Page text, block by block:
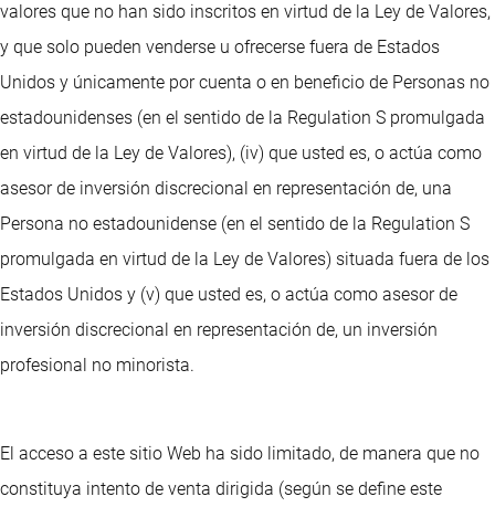
valores que no han sido inscritos en virtud de la Ley de Valores,
y que solo pueden venderse u ofrecerse fuera de Estados
Unidos y únicamente por cuenta o en beneficio de Personas no
estadounidenses (en el sentido de la Regulation S promulgada
en virtud de la Ley de Valores), (iv) que usted es, o actúa como
asesor de inversión discrecional en representación de, una
Persona no estadounidense (en el sentido de la Regulation S
promulgada en virtud de la Ley de Valores) situada fuera de los
Estados Unidos y (v) que usted es, o actúa como asesor de
inversión discrecional en representación de, un inversión
profesional no minorista.
El acceso a este sitio Web ha sido limitado, de manera que no
constituya intento de venta dirigida (según se define este